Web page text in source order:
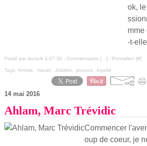
ok,
mme
-t-
Posté par laurielit à 07:30 - Commentaires [ ] - Permalien [#]
Tags: femme travail Jclattès pouvoir, égalité
14 mai 2016
Ahlam, Marc Trévidic
Commencer
oup de coeur, je